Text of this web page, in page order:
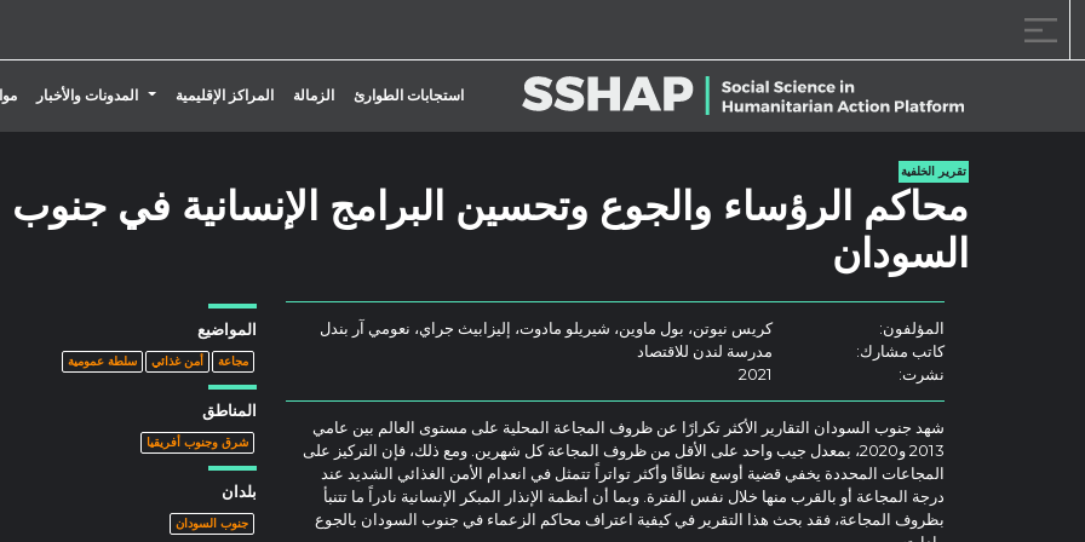
استجابات الطوارئ الزمالة المراكز الإقليمية
تبديل القائمة المنسدلة
المدونات والأخبار
تقرير الخلفية
محاكم الرؤساء والجوع وتحسين البرامج الإنسانية في جنوب
السودان
المؤلفون:
كريس نيوتن، بول ماوين، شيريلو مادوت، إليزابيث جراي، نعومي آر بندل
كاتب مشارك:
مدرسة لندن للاقتصاد
نشرت:
2021
شهد جنوب السودان التقارير الأكثر تكرارًا عن ظروف المجاعة المحلية على مستوى العالم بين عامي
2013 و2020، بمعدل جيب واحد على الأقل من ظروف المجاعة كل شهرين. ومع ذلك، فإن التركيز على
المجاعات المحددة يخفي قضية أوسع نطاقًا وأكثر تواتراً تتمثل في انعدام الأمن الغذائي الشديد عند
درجة المجاعة أو بالقرب منها خلال نفس الفترة. وبما أن أنظمة الإنذار المبكر الإنسانية نادراً ما تتنبأ
بظروف المجاعة، فقد بحث هذا التقرير في كيفية اعتراف محاكم الزعماء في جنوب السودان بالجوع
المواضيع
مجاعة أمن غذائي سلطة عمومية
المناطق
شرق وجنوب أفريقيا
بلدان
جنوب السودان